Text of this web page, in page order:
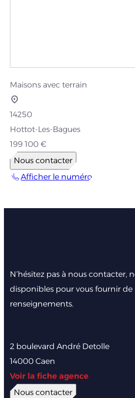
Maisons avec terrain
14250
Hottot-Les-Bagues
199 100 €
Nous contacter
Afficher le numéro
N’hésitez pas à nous contacter,
disponibles pour vous fournir de
renseignements.
2 boulevard André Detolle
14000 Caen
Voir la fiche agence
Nous contacter